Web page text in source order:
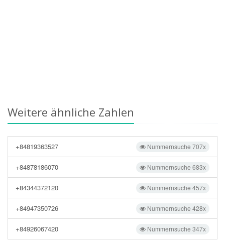
Weitere ähnliche Zahlen
Nummernsuche 707x
+84819363527
Nummernsuche 683x
+84878186070
Nummernsuche 457x
+84344372120
Nummernsuche 428x
+84947350726
Nummernsuche 347x
+84926067420